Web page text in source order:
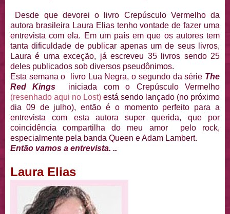
Desde que devorei o livro Crepúsculo Vermelho da
autora brasileira Laura Elias tenho vontade de fazer uma
entrevista com ela. Em um país em que os autores tem
tanta dificuldade de publicar apenas um de seus livros,
Laura é uma exceção, já escreveu 35 livros sendo 25
deles publicados sob diversos pseudônimos.
Esta semana o livro Lua Negra, o segundo da série The
Red Kings
iniciada com o Crepúsculo Vermelho
(resenhado aqui no Lost) está sendo lançado (no próximo
dia 09 de julho), então é o momento perfeito para a
entrevista com esta autora super querida, que por
coincidência compartilha do meu amor pelo rock,
especialmente pela banda Queen e Adam Lambert.
Então vamos a entrevista. ..
Laura Elias